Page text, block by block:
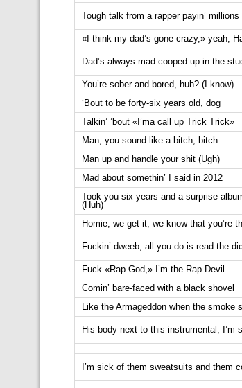
Tough talk from a rapper payin’
«I think my dad’s gone crazy,» yeah,
Dad’s always mad cooped up in the
You’re sober and bored, huh? (I know)
‘Bout to be forty-six years old, dog
Talkin’ ’bout «I’ma call up Trick Trick»
Man, you sound like a bitch, bitch
Man up and handle your shit (Ugh)
Mad about somethin’ I said in 2012
Took you six years and a surprise
(Huh)
Homie, we get it, we know that you’re
Fuckin’ dweeb, all you do is read the
Fuck «Rap God,» I’m the Rap Devil
Comin’ bare-faced with a black shovel
Like the Armageddon when the smoke
His body next to this instrumental, I’m
I’m sick of them sweatsuits and them